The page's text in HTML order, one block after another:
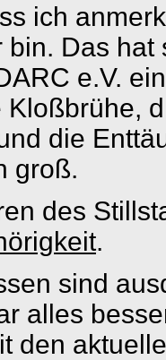
ich
bin. Das
e.V.
Kloßbrühe,
die
groß.
des
.
sind
alles
den